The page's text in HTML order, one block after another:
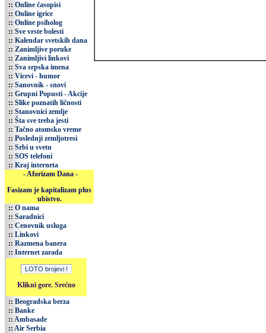
:: Online časopisi
:: Online igrice
:: Online psiholog
:: Sve vrste bolesti
:: Kalendar svetskih dana
:: Zanimljive poruke
:: Zanimljivi linkovi
:: Sva srpska imena
:: Vicevi - humor
:: Sanovnik - snovi
:: Grupni Popusti - Akcije
:: Slike poznatih ličnosti
:: Stanovnici zemlje
:: Šta sve treba jesti
:: Tačno atomsko vreme
:: Poslednji zemljotresi
:: Srbi u svetu
:: SOS telefoni
:: Kraj interneta
- Aforizam Dana -
Fasizam je kapitalizam plus
ubistvo.
:: O nama
:: Saradnici
:: Cenovnik usluga
:: Linkovi
:: Razmena banera
:: Internet zarada
Klikni gore. Srećno
:: Beogradska berza
:: Banke
:: Ambasade
:: Air Serbia